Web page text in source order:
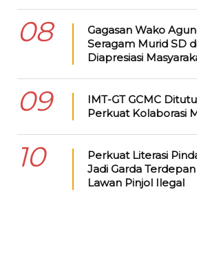
08
Gagasan Wako
Seragam Murid SD
Diapresiasi
09
IMT-GT GCMC
Perkuat Kolaborasi
10
Perkuat Literasi
Jadi Garda
Lawan Pinjol Ilegal